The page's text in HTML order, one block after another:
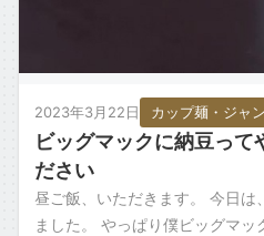
2023年3月22日 カップ麺・ジャ
ビッグマックに納豆って
ださい
昼ご飯、いただきます。 今日は
ました。 やっぱり僕ビッグマ